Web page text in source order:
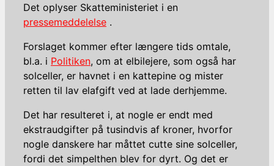
Det oplyser Skatteministeriet i en
pressemeddelelse .
Forslaget kommer efter længere tids omtale,
bl.a. i Politiken, om at elbilejere, som også har
solceller, er havnet i en kattepine og mister
retten til lav elafgift ved at lade derhjemme.
Det har resulteret i, at nogle er endt med
ekstraudgifter på tusindvis af kroner, hvorfor
nogle danskere har måttet cutte sine solceller,
fordi det simpelthen blev for dyrt. Og det er